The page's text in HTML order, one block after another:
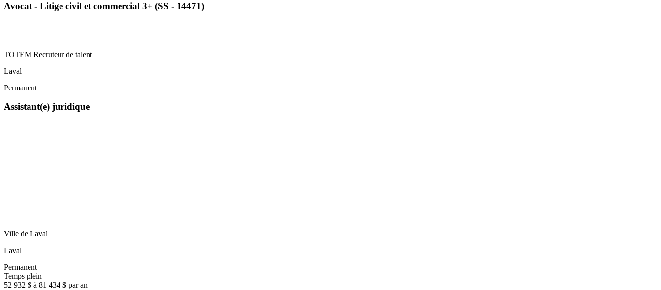
Avocat - Litige civil et commercial 3+ (SS - 14471)
TOTEM Recruteur de talent
Laval
Permanent
Assistant(e) juridique
Ville de Laval
Laval
Permanent
Temps plein
52 932 $ à 81 434 $ par an